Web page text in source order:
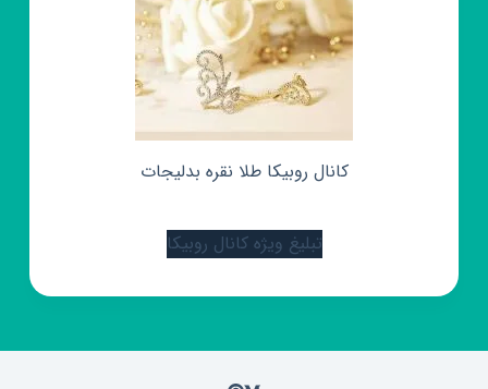
کانال روبیکا طلا نقره بدلیجات
تبلیغ ویژه کانال روبیکا